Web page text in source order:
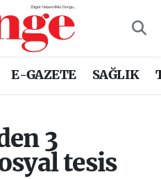
E-GAZETE SAĞLIK
3
tesis
ve Fikstür